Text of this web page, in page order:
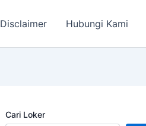
Disclaimer Hubungi Kami
Cari Loker